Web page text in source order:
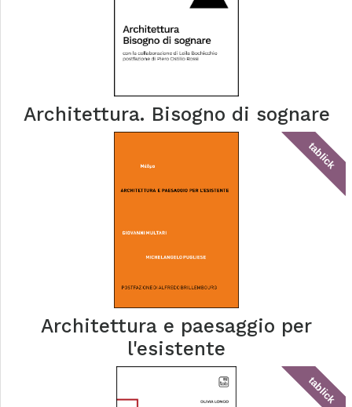
Architettura. Bisogno di sognare
tablick
Architettura e paesaggio per
l'esistente
tablick